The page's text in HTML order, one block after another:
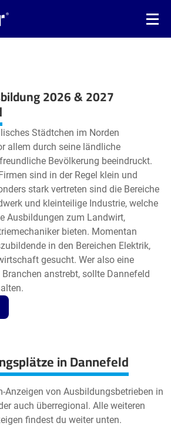
2026 & 2027
Leaflet| ©OpenStreetMap2
Städtchen im Norden
allem durch seine ländliche
Bevölkerung beeindruckt.
sind in der Regel klein und
stark vertreten sind die Bereiche
und kleinteilige Industrie, welche
Ausbildungen zum Landwirt,
bieten. Momentan
in den Bereichen Elektrik,
gesucht. Wer also eine
anstrebt, sollte Dannefeld
in Dannefeld
Anzeigen von Ausbildungsbetrieben in
auch überregional. Alle weiteren
findest du weiter unten.